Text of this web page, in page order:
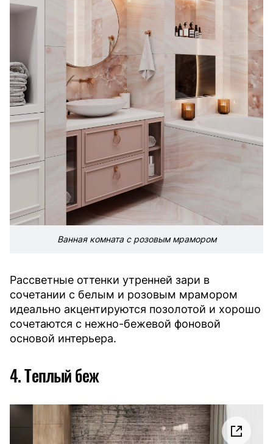
Ванная комната с розовым мрамором
Рассветные оттенки утренней зари в
сочетании с белым и розовым мрамором
идеально акцентируются позолотой и хорошо
сочетаются с нежно-бежевой фоновой
основой интерьера.
4. Теплый беж